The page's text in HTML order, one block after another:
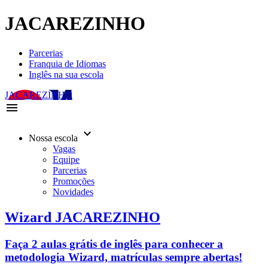
JACAREZINHO
Parcerias
Franquia de Idiomas
Inglês na sua escola
JACAREZINHO
menu
Nossa escola keyboard_arrow_down
Vagas
Equipe
Parcerias
Promoções
Novidades
Wizard JACAREZINHO
Faça 2 aulas grátis de inglês para conhecer a
metodologia Wizard, matrículas sempre abertas!